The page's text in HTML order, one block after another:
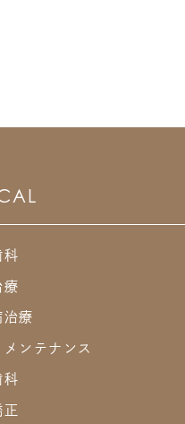
科
療
治療
メンテナンス
科
正